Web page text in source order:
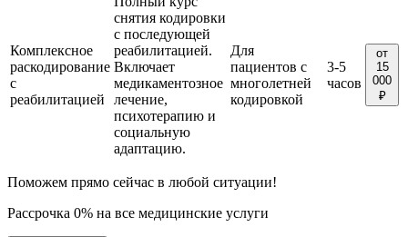
Комплексное
раскодирование
с
реабилитацией
снятия кодировки
с последующей
реабилитацией.
Включает
медикаментозное
лечение,
психотерапию и
социальную
адаптацию.
Для
пациентов с
многолетней
кодировкой
3-5
часов
от
15
000
₽
Поможем прямо сейчас в любой ситуации!
Рассрочка 0% на все медицинские услуги